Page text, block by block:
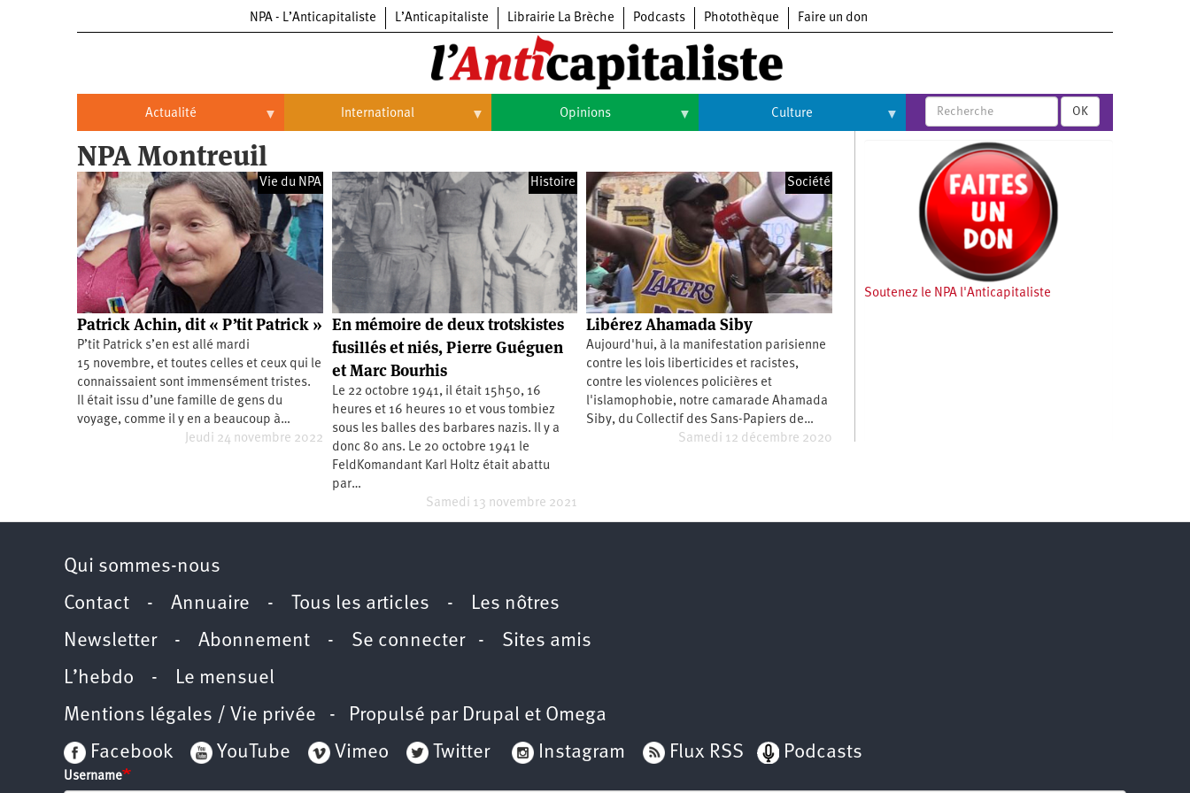
NPA - L’Anticapitaliste L’Anticapitaliste Librairie La Brèche Podcasts Photothèque Faire un don
Actualité
Actualité
Politique
Entreprises
Entreprises
Automobile
Aéronautique
Commerce
Oppressions
Oppressions
Antiracisme
Féminisme
Économie
Écologie
Éducation
International
Brésil
Chine
États-
Unis
Continents
Continents
Afrique
Amérique
Nord
Amérique
latine
Europe
Océanie
Opinions
Histoire
Culture
Arts
Cinéma
Expositions
Livres
Musique
OK
NPA Montreuil
Vie du NPA
Patrick Achin, dit « P’tit Patrick »
P’tit Patrick s’en est allé mardi
15 novembre, et toutes celles et ceux qui le
connaissaient sont immensément tristes.
Il était issu d’une famille de gens du
voyage, comme il y en a beaucoup à…
Jeudi 24 novembre 2022
Histoire
En mémoire de deux trotskistes
fusillés et niés, Pierre Guéguen
et Marc Bourhis
Le 22 octobre 1941, il était 15h50, 16
heures et 16 heures 10 et vous tombiez
sous les balles des barbares nazis. Il y a
donc 80 ans. Le 20 octobre 1941 le
FeldKomandant Karl Holtz était abattu
par…
Samedi 13 novembre 2021
Société
Libérez Ahamada Siby
Aujourd'hui, à la manifestation parisienne
contre les lois liberticides et racistes,
contre les violences policières et
l'islamophobie, notre camarade Ahamada
Siby, du Collectif des Sans-Papiers de…
Samedi 12 décembre 2020
Soutenez le NPA l'Anticapitaliste
Qui sommes-nous
Contact - Annuaire - Tous les articles - Les nôtres
Newsletter- Abonnement - Se connecter- Sites amis
L’hebdo - Le mensuel
Mentions légales / Vie privée - Propulsé par Drupal et Omega
Facebook
YouTube Vimeo Twitter Instagram Flux RSS Podcasts
Username